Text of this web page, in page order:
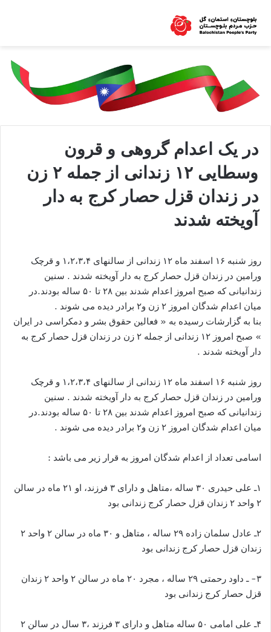
در یک اعدام گروهی و قرون
وسطایی ۱۲ زندانی از جمله ۲ زن
در زندان قزل حصار کرج به دار
آویخته شدند
روز شنبه ۱۶ اسفند ماه ۱۲ زندانی از سالنهای ۱،۲،۳،۴ و قرچک
ورامین در زندان قزل حصار کرج به دار آویخته شدند . سنین
زندانیانی که صبح امروز اعدام شدند بین ۲۸ تا ۵۰ ساله بودند.در
میان اعدام شدگان امروز ۲ زن و۲ برادر دیده می شوند .
بنا به گزارشات رسیده به « فعالین حقوق بشر و دمکراسی در ایران
» صبح امروز ۱۲ زندانی از جمله ۲ زن در زندان قزل حصار کرج به
دار آویخته شدند .
روز شنبه ۱۶ اسفند ماه ۱۲ زندانی از سالنهای ۱،۲،۳،۴ و قرچک
ورامین در زندان قزل حصار کرج به دار آویخته شدند . سنین
زندانیانی که صبح امروز اعدام شدند بین ۲۸ تا ۵۰ ساله بودند.در
میان اعدام شدگان امروز ۲ زن و۲ برادر دیده می شوند .
اسامی تعداد از اعدام شدگان امروز به قرار زیر می باشد :
۱ـ علی حیدری ۳۰ ساله ،متاهل و دارای ۳ فرزند، او ۲۱ ماه در سالن
۲ واحد ۲ زندان قزل حصار کرج زندانی بود
۲ـ عادل سلمان زاده ۲۹ ساله ، متاهل و ۳۰ ماه در سالن ۲ واحد ۲
زندان قزل حصار کرج زندانی بود
۳- ـ داود رحمتی ۲۹ ساله ، مجرد ۲۰ ماه در سالن ۲ واحد ۲ زندان
قزل حصار کرج زندانی بود
۴ـ علی امامی ۵۰ ساله متاهل و دارای ۳ فرزند ،۳ سال در سالن ۲